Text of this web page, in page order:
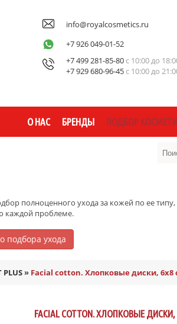
info@royalcosmetics.ru
+7 926 049-01-52
+7 499 281-85-80 с 10:00 до
+7 929 680-96-45 с 10:00 до
О НАС БРЕНДЫ ПОДБОР
полноценного ухода за кожей по ее
каждой проблеме.
подбора ухода
PLUS» Facial cotton. Хлопковые диски, 6х8
FACIAL COTTON. ХЛОПКОВЫЕ